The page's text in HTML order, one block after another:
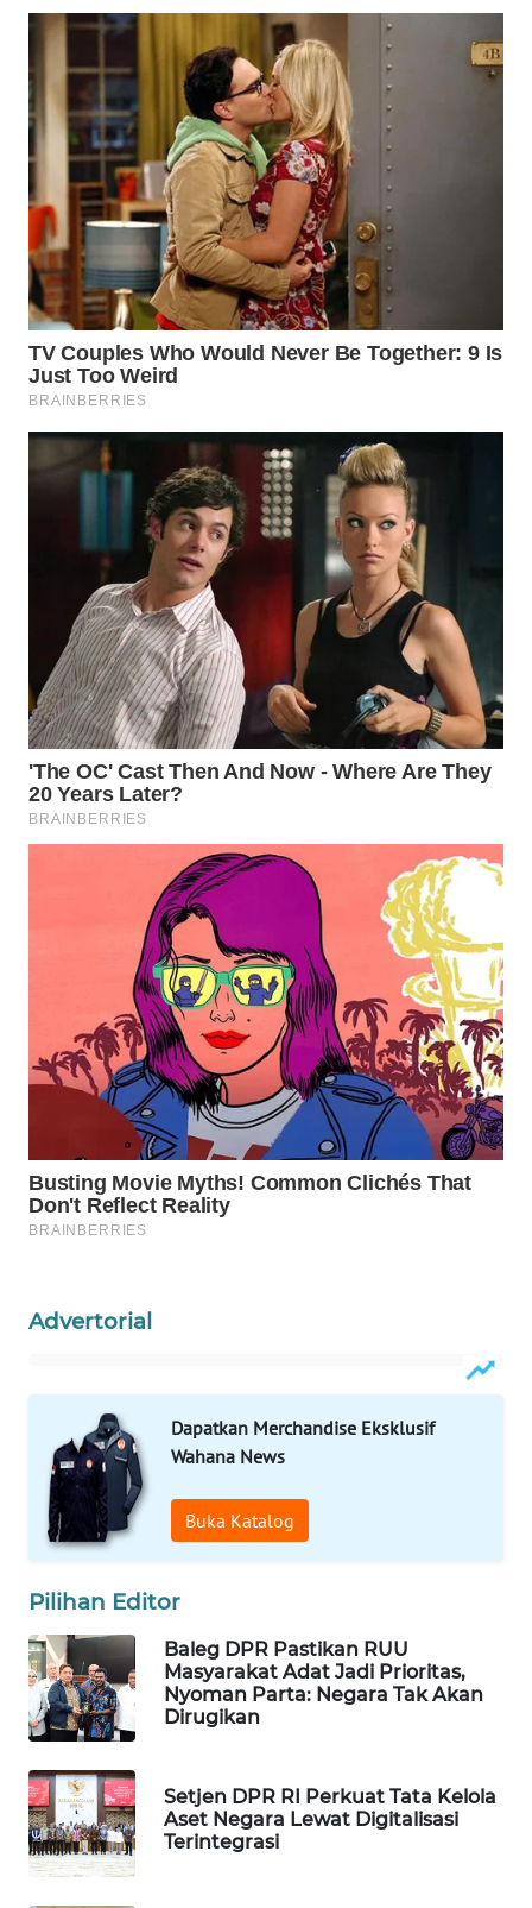
Advertorial
Dapatkan Merchandise Eksklusif
Wahana News
Buka Katalog
Pilihan Editor
Baleg DPR Pastikan RUU
Masyarakat Adat Jadi Prioritas,
Nyoman Parta: Negara Tak Akan
Dirugikan
Setjen DPR RI Perkuat Tata Kelola
Aset Negara Lewat Digitalisasi
Terintegrasi
WN
PRIANGAN
TIMUR
WN
SEMARANG
WN
SOLO
WN
BOROBUDUR
WN
WN
NATUNA
WN
BINTAN
WN
MANDALIKA
LABUANBAJO
BORNEO
WAHANA
NEWS
ADVOKAT
WAHANA
INFRASTRUKTUR
WAHANA
WAHANA
LISTRIK
WAHANA
TRAVEL
WAHANA
TV